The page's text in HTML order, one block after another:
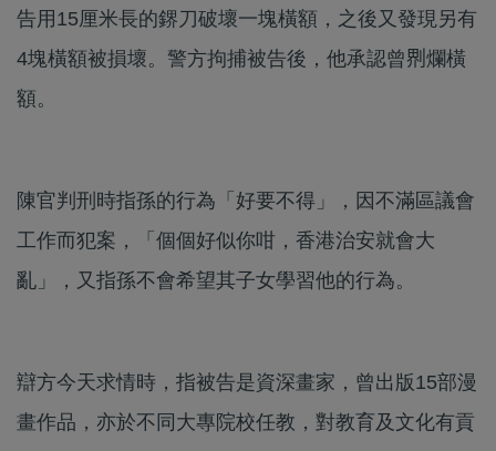
告用15厘米長的鎅刀破壞一塊橫額，之後又發現另有
4塊橫額被損壞。警方拘捕被告後，他承認曾𠝹爛橫
額。
陳官判刑時指孫的行為「好要不得」，因不滿區議會
工作而犯案，「個個好似你咁，香港治安就會大
亂」，又指孫不會希望其子女學習他的行為。
辯方今天求情時，指被告是資深畫家，曾出版15部漫
畫作品，亦於不同大專院校任教，對教育及文化有貢